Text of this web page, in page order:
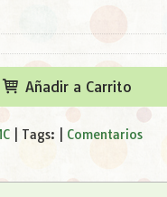
Añadir a Carrito
Tags: Comentarios